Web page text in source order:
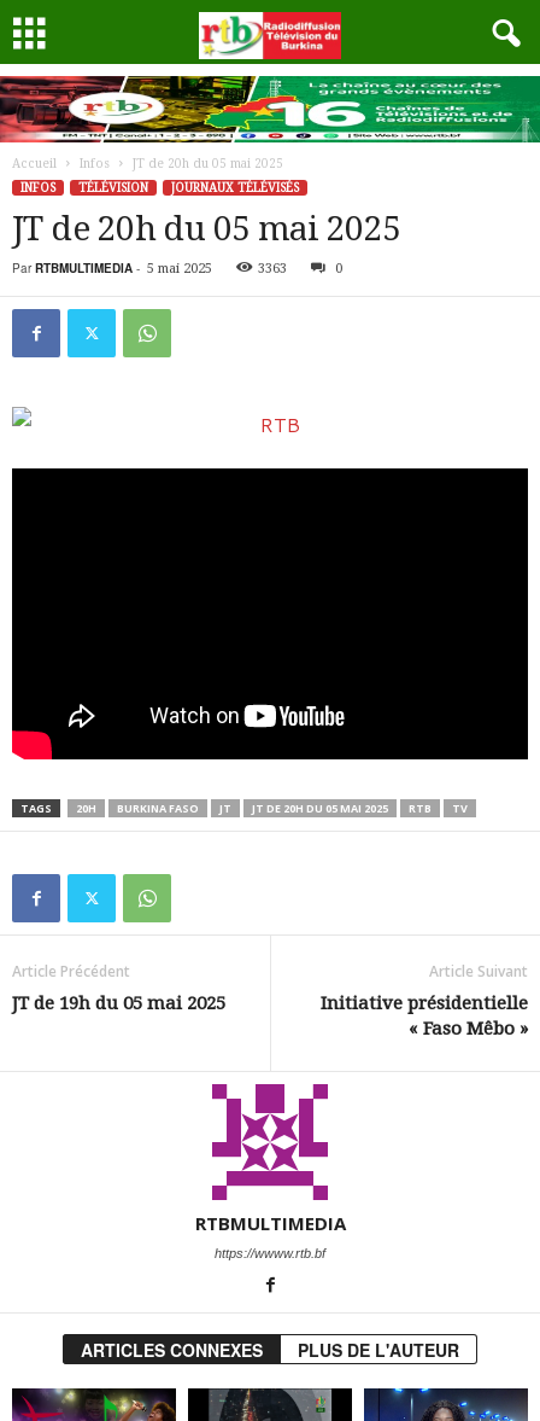
Accueil Infos
JT de 20h du 05 mai 2025
INFOS
TÉLÉVISION JOURNAUX TÉLÉVISÉS
JT de 20h du 05 mai 2025
Par RTBMULTIMEDIA - 5 mai 2025 3363 0
TAGS 20H BURKINA FASO JT JT DE 20H DU 05 MAI 2025 RTB TV
Article Précédent
JT de 19h du 05 mai 2025
Article Suivant
Initiative présidentielle
« Faso Mêbo »
RTBMULTIMEDIA
https://wwww.rtb.bf
ARTICLES CONNEXES PLUS DE L'AUTEUR